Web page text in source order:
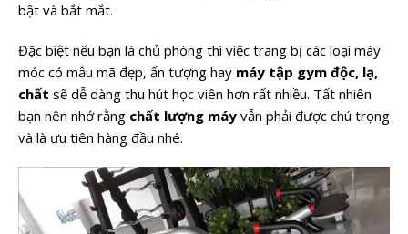
bật và bắt mắt.
Đặc biệt nếu bạn là chủ phòng thì việc trang bị các loại máy
móc có mẫu mã đẹp, ấn tượng hay máy tập gym độc, lạ,
chất sẽ dễ dàng thu hút học viên hơn rất nhiều. Tất nhiên
bạn nên nhớ rằng chất lượng máy vẫn phải được chú trọng
và là ưu tiên hàng đầu nhé.